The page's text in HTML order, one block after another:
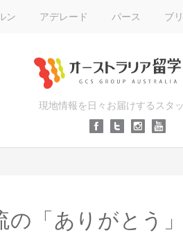
ン アデレード パース ブ
現地情報を日々お届けするスタ
の「ありがとう